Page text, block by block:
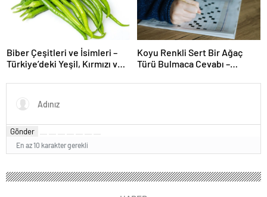
Biber Çeşitleri ve İsimleri –
Türkiye’deki Yeşil, Kırmızı ve
Koyu Renkli Sert Bir Ağaç
Türü Bulmaca Cevabı –
Bir Ağaç Türü
Gönder
En az 10 karakter gerekli